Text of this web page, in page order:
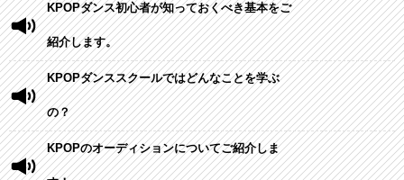
KPOPダンス初心者が知っておくべき基本をご
紹介します。
KPOPダンススクールではどんなことを学ぶ
の？
KPOPのオーディションについてご紹介しま